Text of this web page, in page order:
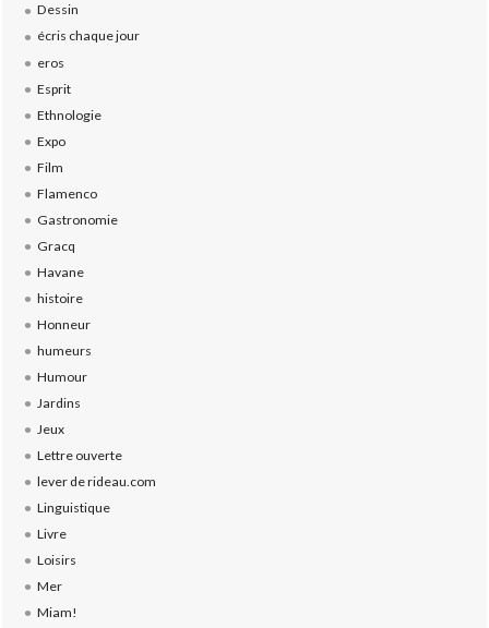
Dessin
écris chaque jour
eros
Esprit
Ethnologie
Expo
Film
Flamenco
Gastronomie
Gracq
Havane
histoire
Honneur
humeurs
Humour
Jardins
Jeux
Lettre ouverte
lever de rideau.com
Linguistique
Livre
Loisirs
Mer
Miam!